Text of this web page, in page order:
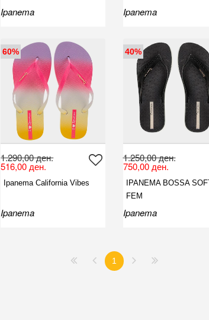
Ipanema Ipanema
60%
1.290,00 ден.
516,00 ден.
Ipanema California Vibes
Ipanema
40%
1.250,00 ден.
750,00 ден.
IPANEMA BOSSA
FEM
Ipanema
1